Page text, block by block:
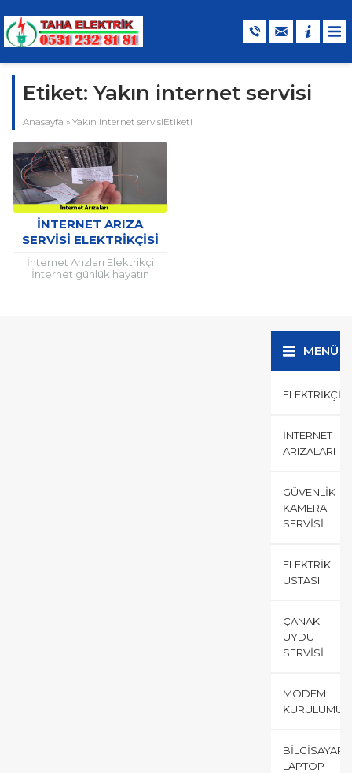
Etiket: Yakın internet servisi
Anasayfa » Yakın internet servisiEtiketi
İNTERNET ARIZA
SERVISI ELEKTRIKÇISI
İnternet Arızları Elektrikçi
İnternet günlük hayatın
MENÜ
ELEKTRIKÇI
İNTERNET
ARIZALARI
GÜVENLIK
KAMERA
SERVISI
ELEKTRIK
USTASI
ÇANAK
UYDU
SERVISI
MODEM
KURULUMU
BILGISAYAR
LAPTOP